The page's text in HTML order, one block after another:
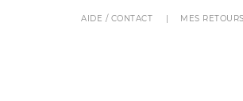
AIDE / CONTACT MES RETOURS